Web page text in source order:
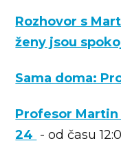
Rozhovor s
ženy jsou
Sama doma:
Profesor
24 - od času